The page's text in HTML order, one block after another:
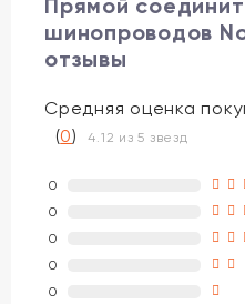
шинопроводов
отзывы
Средняя оценка
(0)4.12 из 5 звезд
0
0
0
0
0